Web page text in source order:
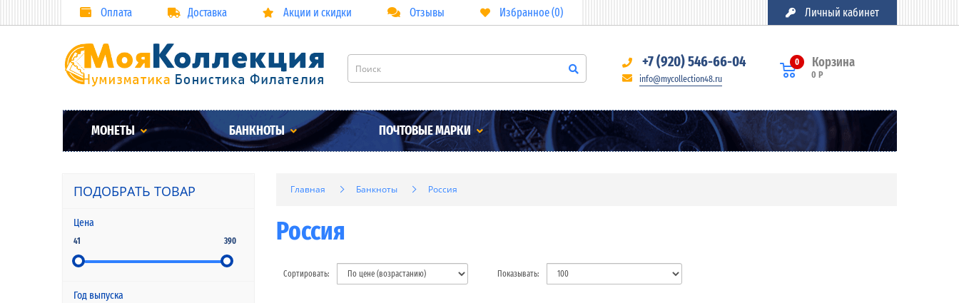
Оплата Доставка Акции и скидки Отзывы Избранное (0) Личный кабинет
+7 (920) 546-66-04
info@mycollection48.ru
Корзина
0
0 Р
МОНЕТЫ БАНКНОТЫ ПОЧТОВЫЕ МАРКИ
ПОДОБРАТЬ ТОВАР
Цена
41 390
Год выпуска
Главная Банкноты Россия
Россия
Сортировать: Показывать: